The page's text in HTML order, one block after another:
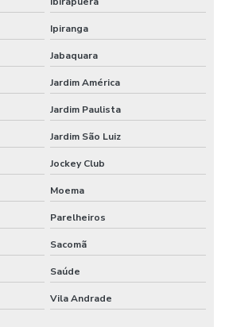
Ipiranga
Jabaquara
Jardim América
Jardim Paulista
Jardim São Luiz
Jockey Club
Moema
Parelheiros
Sacomã
Saúde
Vila Andrade